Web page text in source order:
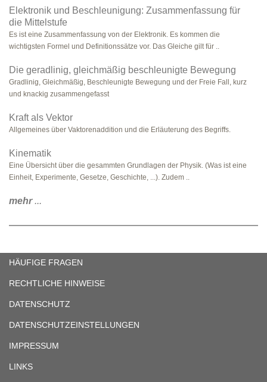
Elektronik und Beschleunigung: Zusammenfassung für
die Mittelstufe
Es ist eine Zusammenfassung von der Elektronik. Es kommen die
wichtigsten Formel und Definitionssätze vor. Das Gleiche gilt für ..
Die geradlinig, gleichmäßig beschleunigte Bewegung
Gradlinig, Gleichmäßig, Beschleunigte Bewegung und der Freie Fall, kurz
und knackig zusammengefasst
Kraft als Vektor
Allgemeines über Vaktorenaddition und die Erläuterung des Begriffs.
Kinematik
Eine Übersicht über die gesammten Grundlagen der Physik. (Was ist eine
Einheit, Experimente, Gesetze, Geschichte, ...). Zudem ..
mehr...
HÄUFIGE FRAGEN
RECHTLICHE HINWEISE
DATENSCHUTZ
DATENSCHUTZEINSTELLUNGEN
IMPRESSUM
LINKS